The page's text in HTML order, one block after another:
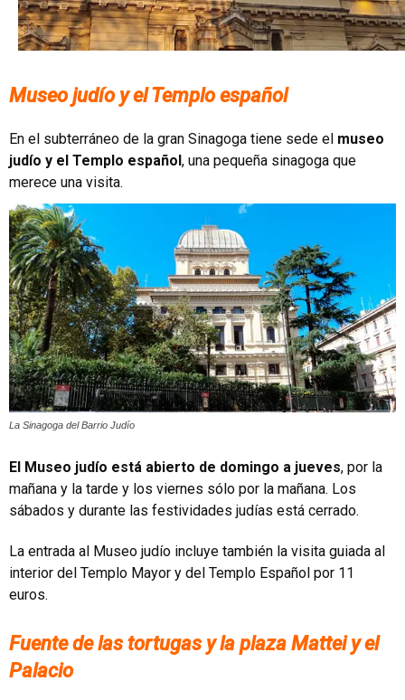
Museo judío y el Templo español
En el subterráneo de la gran Sinagoga tiene sede el museo
judío y el Templo español, una pequeña sinagoga que
merece una visita.
La Sinagoga del Barrio Judío
El Museo judío está abierto de domingo a jueves, por la
mañana y la tarde y los viernes sólo por la mañana. Los
sábados y durante las festividades judías está cerrado.
La entrada al Museo judío incluye también la visita guiada al
interior del Templo Mayor y del Templo Español por 11
euros.
Fuente de las tortugas y la plaza Mattei y el
Palacio